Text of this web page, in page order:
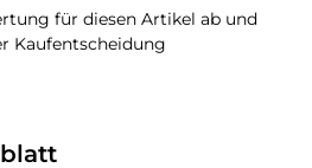
für diesen Artikel ab und
Kaufentscheidung